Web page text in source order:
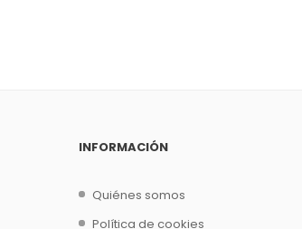
INFORMACIÓN
Quiénes somos
Política de cookies